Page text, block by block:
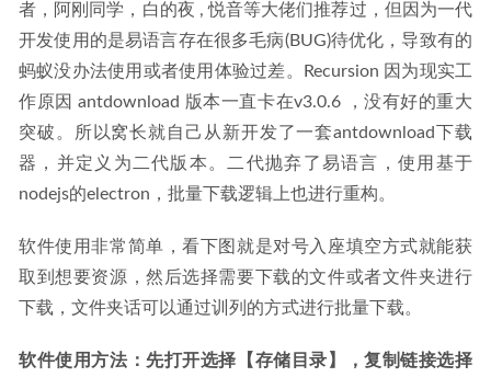
者，阿刚同学，白的夜 , 悦音等大佬们推荐过，但因为一代
开发使用的是易语言存在很多毛病(BUG)待优化，导致有的
蚂蚁没办法使用或者使用体验过差。Recursion 因为现实工
作原因 antdownload 版本一直卡在v3.0.6 ，没有好的重大
突破。所以窝长就自己从新开发了一套antdownload下载
器，并定义为二代版本。二代抛弃了易语言，使用基于
nodejs的electron，批量下载逻辑上也进行重构。
软件使用非常简单，看下图就是对号入座填空方式就能获
取到想要资源，然后选择需要下载的文件或者文件夹进行
下载，文件夹话可以通过训列的方式进行批量下载。
软件使用方法：先打开选择【存储目录】，复制链接选择